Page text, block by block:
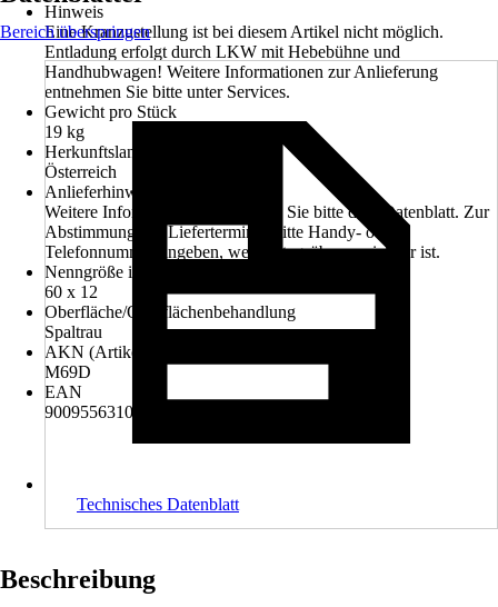
Hinweis
Eine Kranzustellung ist bei diesem Artikel nicht möglich.
Entladung erfolgt durch LKW mit Hebebühne und
Handhubwagen! Weitere Informationen zur Anlieferung
entnehmen Sie bitte unter Services.
Gewicht pro Stück
19 kg
Herkunftsland
Österreich
Anlieferhinweis
Weitere Informationen entnehmen Sie bitte dem Datenblatt. Zur
Abstimmung des Liefertermines bitte Handy- oder
Telefonnummer angeben, welche tagsüber erreichbar ist.
Nenngröße in cm
60 x 12
Oberfläche/Oberflächenbehandlung
Spaltrau
AKN (Artikelkurznummer)
M69D
EAN
9009556310817
Bereich überspringen
Technisches Datenblatt
Beschreibung